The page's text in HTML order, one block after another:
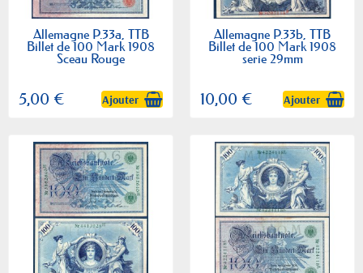
Allemagne P.33a, TTB
Billet de 100 Mark 1908
Sceau Rouge
5,00 € Ajouter
Allemagne P.33b, TTB
Billet de 100 Mark 1908
serie 29mm
10,00 € Ajouter